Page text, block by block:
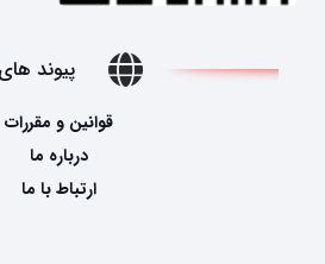
پیوند
قوانین و مقررات
درباره ما
ارتباط با ما